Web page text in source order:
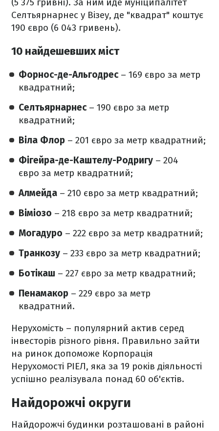
Селтьярнарнес у Візеу, де "квадрат" коштує
190 євро (6 043 гривень).
10 найдешевших міст
Форнос-де-Альгодрес – 169 євро за метр
квадратний;
Селтьярнарнес– 190 євро за метр
квадратний;
Віла Флор – 201 євро за метр квадратний;
Фігейра-де-Каштелу-Родригу – 204
євро за метр квадратний;
Алмейда – 210 євро за метр квадратний;
Віміозо – 218 євро за метр квадратний;
Могадуро – 222 євро за метр квадратний;
Транкозу – 233 євро за метр квадратний;
Ботікаш – 227 євро за метр квадратний;
Пенамакор – 229 євро за метр
квадратний.
Нерухомість – популярний актив серед
інвесторів різного рівня. Правильно зайти
на ринок допоможе Корпорація
Нерухомості РІЕЛ, яка за 19 років діяльності
успішно реалізувала понад 60 об'єктів.
Найдорожчі округи
Найдорожчі будинки розташовані в районі